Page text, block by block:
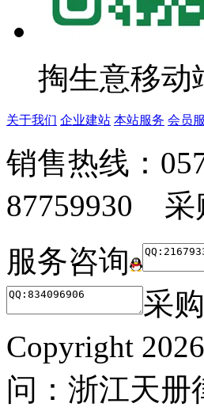
掏生意移动
关于我们 企业建站 本站服务 会员
销售热线：
87759930 采
服务咨询
采
Copyright
问：浙江天